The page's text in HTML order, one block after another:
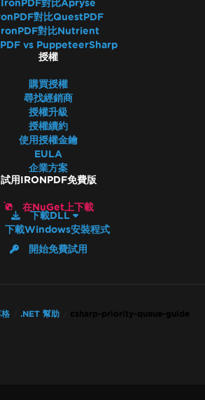
IronPDF對比Apryse
對比QuestPDF
對比Nutrient
vs PuppeteerSharp
授權
購買授權
尋找經銷商
授權升級
授權續約
使用授權金鑰
EULA
企業方案
試用IRONPDF免費版
在NuGet上下載
下載DLL
下載Windows安裝程式
開始免費試用
.NET 幫助 csharp-priority-queue-guide